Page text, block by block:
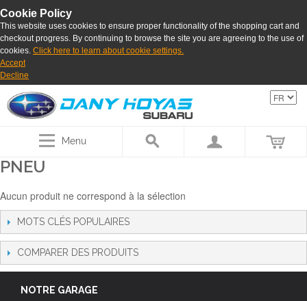
Cookie Policy
This website uses cookies to ensure proper functionality of the shopping cart and
checkout progress. By continuing to browse the site you are agreeing to the use of
cookies. Click here to learn about cookie settings.
Accept
Decline
Menu
PNEU
Aucun produit ne correspond à la sélection
MOTS CLÉS POPULAIRES
COMPARER DES PRODUITS
NOTRE GARAGE